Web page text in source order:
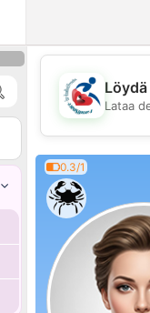
Lataa
0.3/1